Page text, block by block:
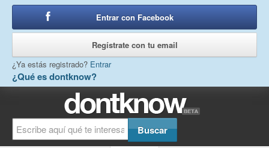
¿Qué es dontknow?
Entrar con Facebook
Regístrate con tu email
¿Ya estás registrado? Entrar